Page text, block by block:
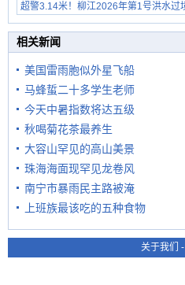
超警3.14米！柳江2026年第1号洪水过
在堤岸见证汛况
相关新闻
美国雷雨胞似外星飞船
马蜂蜇二十多学生老师
今天中暑指数将达五级
秋喝菊花茶最养生
大容山罕见的高山美景
珠海海面现罕见龙卷风
南宁市暴雨民主路被淹
上班族最该吃的五种食物
关于我们 -